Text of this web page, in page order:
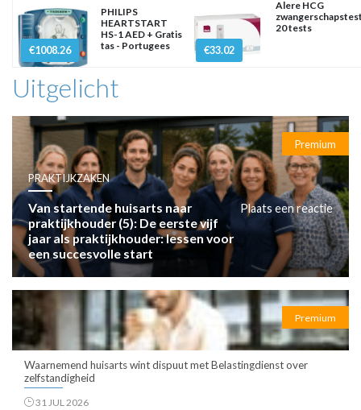
€1008.26
PHILIPS
HEARTSTART
HS-1 AED + Gratis
tas - Portugees
€33.02
Alere HCG
20 tests
Uitgelicht
Premium
PRAKTIJKZAKEN
Van startende huisarts naar
praktijkhouder (5): De eerste vijf
jaar als praktijkhouder: lessen voor
een succesvolle start
Plaats een reactie
Premium
Waarnemend huisarts wint dispuut met Belastingdienst over
zelfstandigheid
31 JUL 2026